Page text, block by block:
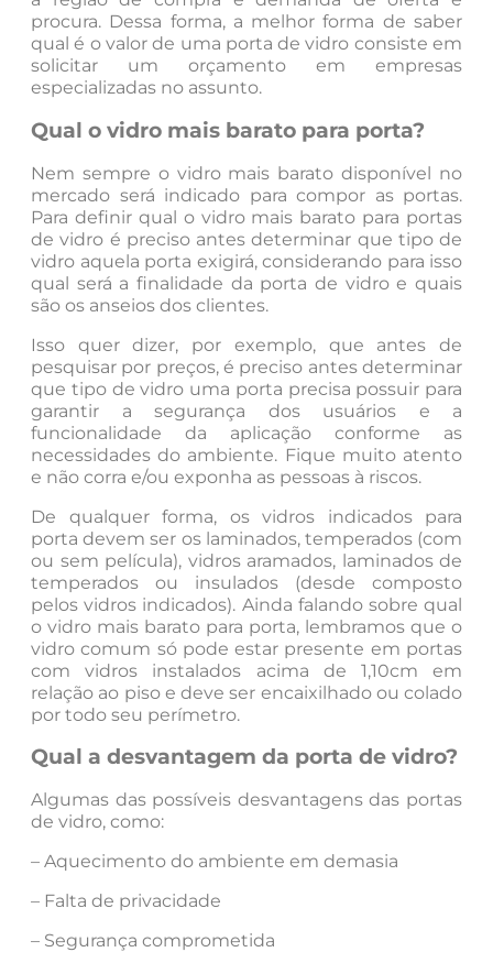
procura. Dessa forma, a melhor forma de saber
qual é o valor de uma porta de vidro consiste em
solicitar um orçamento em empresas
especializadas no assunto.
Qual o vidro mais barato para porta?
Nem sempre o vidro mais barato disponível no
mercado será indicado para compor as portas.
Para definir qual o vidro mais barato para portas
de vidro é preciso antes determinar que tipo de
vidro aquela porta exigirá, considerando para isso
qual será a finalidade da porta de vidro e quais
são os anseios dos clientes.
Isso quer dizer, por exemplo, que antes de
pesquisar por preços, é preciso antes determinar
que tipo de vidro uma porta precisa possuir para
garantir a segurança dos usuários e a
funcionalidade da aplicação conforme as
necessidades do ambiente. Fique muito atento
e não corra e/ou exponha as pessoas à riscos.
De qualquer forma, os vidros indicados para
porta devem ser os laminados, temperados (com
ou sem película), vidros aramados, laminados de
temperados ou insulados (desde composto
pelos vidros indicados). Ainda falando sobre qual
o vidro mais barato para porta, lembramos que o
vidro comum só pode estar presente em portas
com vidros instalados acima de 1,10cm em
relação ao piso e deve ser encaixilhado ou colado
por todo seu perímetro.
Qual a desvantagem da porta de vidro?
Algumas das possíveis desvantagens das portas
de vidro, como:
– Aquecimento do ambiente em demasia
– Falta de privacidade
– Segurança comprometida